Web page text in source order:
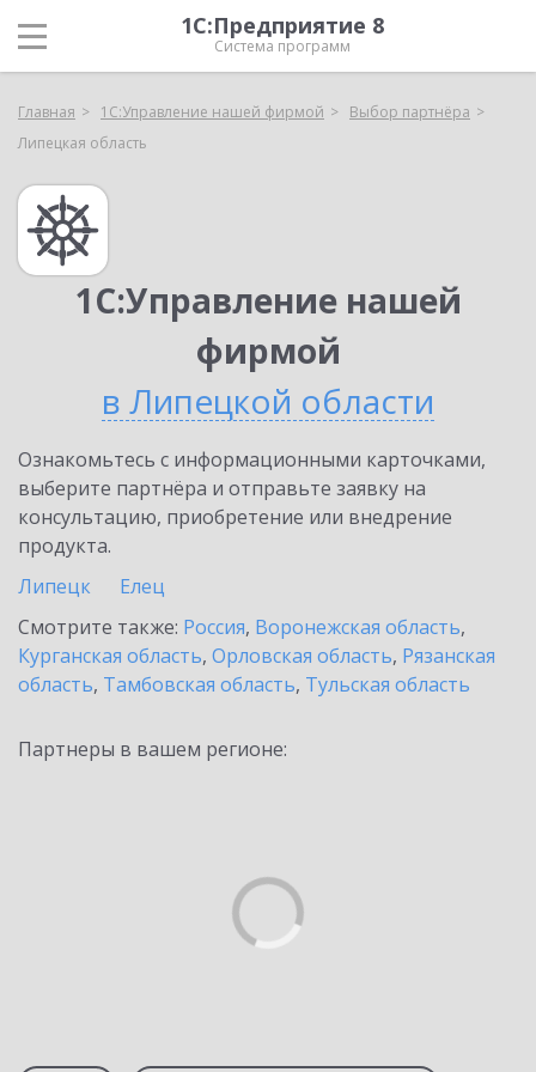
1С:Предприятие 8
Система программ
Главная 1С:Управление нашей фирмой
Выбор партнёра
Липецкая область
1С:Управление нашей
фирмой
в Липецкой области
Ознакомьтесь с информационными карточками,
выберите партнёра и отправьте заявку на
консультацию, приобретение или внедрение
продукта.
Липецк
Елец
Смотрите также: Россия, Воронежская область,
Курганская область, Орловская область, Рязанская
область, Тамбовская область, Тульская область
Партнеры в вашем регионе: